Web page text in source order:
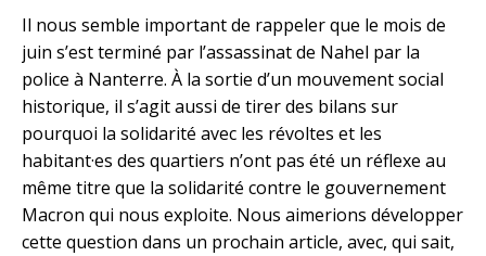
Il nous semble important de rappeler que le mois de
juin s’est terminé par l’assassinat de Nahel par la
police à Nanterre. À la sortie d’un mouvement social
historique, il s’agit aussi de tirer des bilans sur
pourquoi la solidarité avec les révoltes et les
habitant·es des quartiers n’ont pas été un réflexe au
même titre que la solidarité contre le gouvernement
Macron qui nous exploite. Nous aimerions développer
cette question dans un prochain article, avec, qui sait,